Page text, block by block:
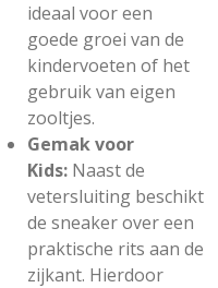
ideaal voor een
goede groei van de
kindervoeten of het
gebruik van eigen
zooltjes.
Gemak voor
Kids: Naast de
vetersluiting beschikt
de sneaker over een
praktische rits aan de
zijkant. Hierdoor